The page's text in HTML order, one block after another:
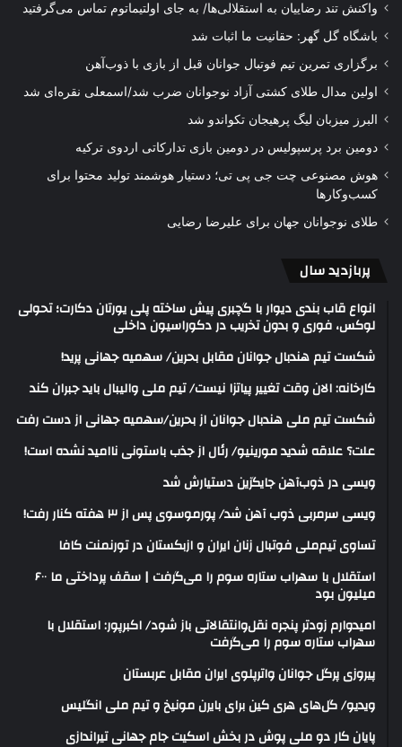
واکنش تند رضاییان به استقلالی‌ها/ به جای اولتیماتوم تماس می‌گرفتید
باشگاه گل گهر: حقانیت ما اثبات شد
برگزاری تمرین تیم فوتبال جوانان قبل از بازی با ذوب‌آهن
اولین مدال طلای کشتی آزاد نوجوانان ضرب شد/اسمعلی نقره‌ای شد
البرز میزبان لیگ پرهیجان تکواندو شد
دومین برد پرسپولیس در دومین بازی تدارکاتی اردوی ترکیه
هوش مصنوعی چت جی پی تی؛ دستیار هوشمند تولید محتوا برای
کسب‌وکارها
طلای نوجوانان جهان برای علیرضا رضایی
پربازدید سال
انواع قاب بندی دیوار با گچبری پیش ساخته پلی یورتان دکارت؛ تحولی
لوکس، فوری و بدون تخریب در دکوراسیون داخلی
شکست تیم هندبال جوانان مقابل بحرین/ سهمیه جهانی پرید!
کارخانه: الان وقت تغییر پیاتزا نیست/ تیم ملی والیبال باید جبران کند
شکست تیم ملی هندبال جوانان از بحرین/سهمیه جهانی از دست رفت
علت؟ علاقه شدید مورینیو/ رئال از جذب باستونی ناامید نشده است!
ویسی در ذوب‌آهن جایگزین دستیارش شد
ویسی سرمربی ذوب آهن شد/ پورموسوی پس از ۳ هفته کنار رفت!
تساوی تیم‌ملی فوتبال زنان ایران و ازبکستان در تورنمنت کافا
استقلال با سهراب ستاره سوم را می‌گرفت | سقف پرداختی ما ۶۰۰
میلیون بود
امیدوارم زودتر پنجره نقل‌وانتقالاتی باز شود/ اکبرپور: استقلال با
سهراب ستاره سوم را می‌گرفت
پیروزی پرگل جوانان واترپلوی ایران مقابل عربستان
ویدیو/ گل‌های هری‌ کین برای بایرن مونیخ و تیم ملی انگلیس
پایان کار دو ملی پوش در بخش اسکیت جام جهانی تیراندازی